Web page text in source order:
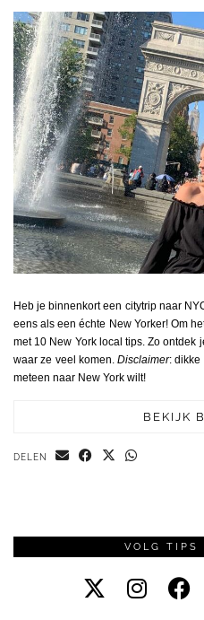
Heb je binnenkort een citytrip naar
eens als een échte New Yorker! Om
met 10 New York local tips. Zo ontdek
waar ze veel komen.Disclaimer: dikke
meteen naar New York wilt!
BEKIJK
DELEN
VOLG TIPS